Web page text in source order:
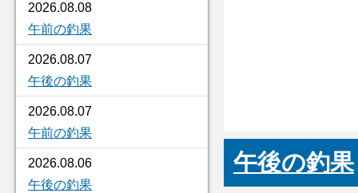
2026.08.08
午前の釣果
2026.08.07
午後の釣果
2026.08.07
午前の釣果
2026.08.06
午後の釣果
午後の釣果